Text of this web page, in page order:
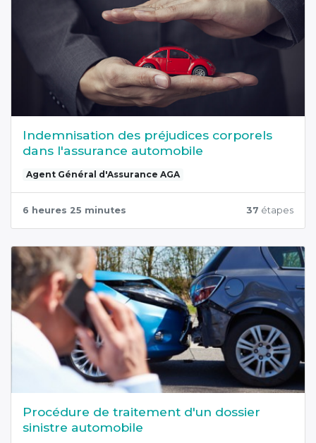
Indemnisation des préjudices corporels
dans l'assurance automobile
Agent Général d'Assurance AGA
6 heures 25 minutes 37 étapes
Procédure de traitement d'un dossier
sinistre automobile